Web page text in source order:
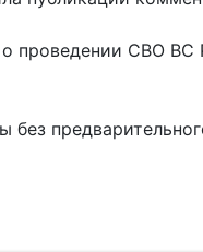
о проведении СВО ВС
без